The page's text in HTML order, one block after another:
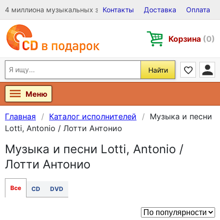
4 миллиона музыкальных записей на Виниле, CD и DVD
Контакты Доставка Оплата
Корзина (0)
Найти
Меню
Главная Каталог исполнителей
Музыка и песни
Lotti, Antonio / Лотти Антонио
Музыка и песни Lotti, Antonio /
Лотти Антонио
Все CD DVD